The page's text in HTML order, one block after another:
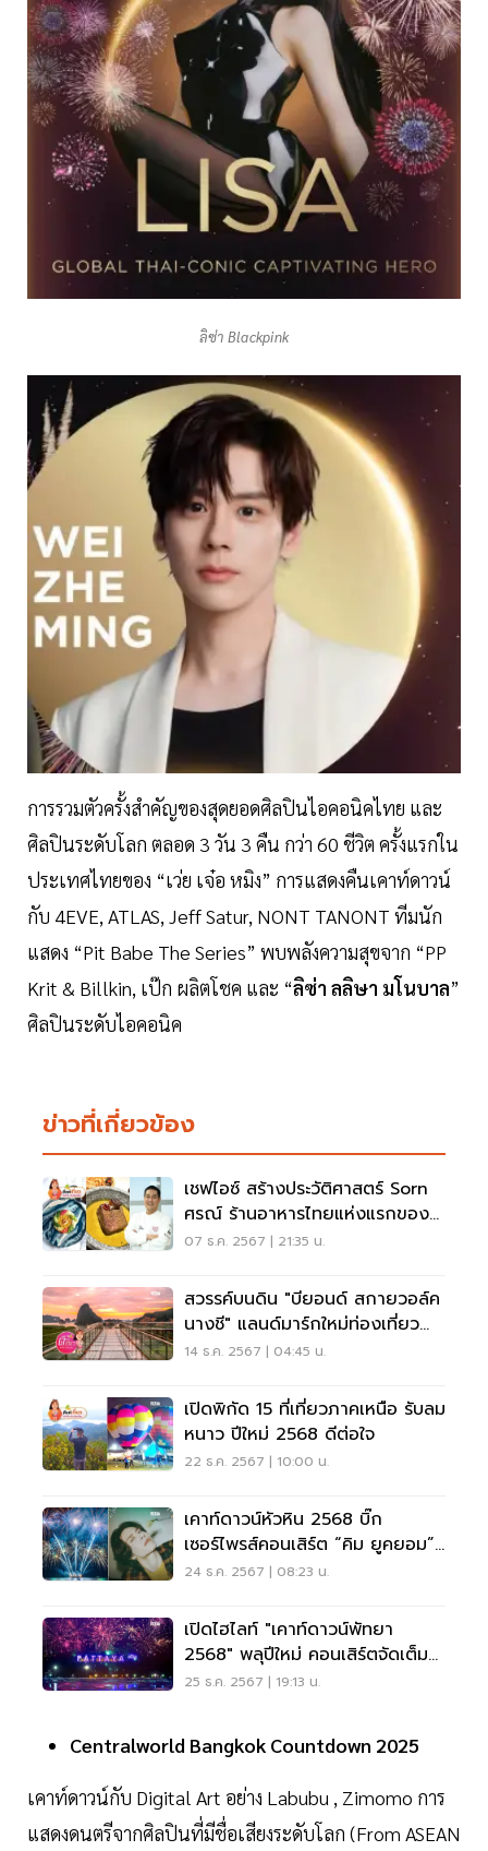
ลิซ่า Blackpink
การรวมตัวครั้งสำคัญของสุดยอดศิลปินไอคอนิคไทย และ
ศิลปินระดับโลก ตลอด 3 วัน 3 คืน กว่า 60 ชีวิต ครั้งแรกใน
ประเทศไทยของ “เว่ย เจ๋อ หมิง” การแสดงคืนเคาท์ดาวน์
กับ 4EVE, ATLAS, Jeff Satur, NONT TANONT ทีมนัก
แสดง “Pit Babe The Series” พบพลังความสุขจาก “PP
Krit & Billkin, เป๊ก ผลิตโชค และ “ลิซ่า ลลิษา มโนบาล”
ศิลปินระดับไอคอนิค
ข่าวที่เกี่ยวข้อง
เชฟไอซ์ สร้างประวัติศาสตร์ Sorn
ศรณ์ ร้านอาหารไทยแห่งแรกของ
โลก 3 ดาวมิชลิน
07 ธ.ค. 2567 | 21:35 น.
สวรรค์บนดิน "บียอนด์ สกายวอล์ค
นางชี" แลนด์มาร์กใหม่ท่องเที่ยว
พังงา
14 ธ.ค. 2567 | 04:45 น.
เปิดพิกัด 15 ที่เที่ยวภาคเหนือ รับลม
หนาว ปีใหม่ 2568 ดีต่อใจ
22 ธ.ค. 2567 | 10:00 น.
เคาท์ดาวน์หัวหิน 2568 บิ๊ก
เซอร์ไพรส์คอนเสิร์ต “คิม ยูคยอม”
พลุริมทะเล
24 ธ.ค. 2567 | 08:23 น.
เปิดไฮไลท์ "เคาท์ดาวน์พัทยา
2568" พลุปีใหม่ คอนเสิร์ตจัดเต็ม
29-31 ธ.ค.นี้
25 ธ.ค. 2567 | 19:13 น.
Centralworld Bangkok Countdown 2025
เคาท์ดาวน์กับ Digital Art อย่าง Labubu , Zimomo การ
แสดงดนตรีจากศิลปินที่มีชื่อเสียงระดับโลก (From ASEAN